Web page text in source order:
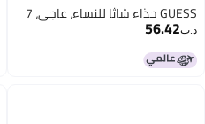
GUESS حذاء شاثا للنساء، عاجي، 7
د.ب‏56.42